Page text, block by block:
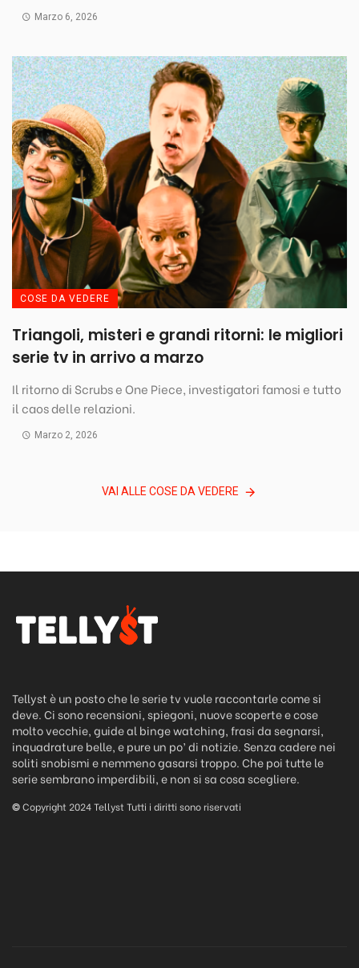
Marzo 6, 2026
COSE DA VEDERE
Triangoli, misteri e grandi ritorni: le migliori
serie tv in arrivo a marzo
Il ritorno di Scrubs e One Piece, investigatori famosi e tutto
il caos delle relazioni.
Marzo 2, 2026
VAI ALLE COSE DA VEDERE
Tellyst è un posto che le serie tv vuole raccontarle come si
deve. Ci sono recensioni, spiegoni, nuove scoperte e cose
molto vecchie, guide al binge watching, frasi da segnarsi,
inquadrature belle, e pure un po’ di notizie. Senza cadere nei
soliti snobismi e nemmeno gasarsi troppo. Che poi tutte le
serie sembrano imperdibili, e non si sa cosa scegliere.
©Copyright 2024 Tellyst Tutti i diritti sono riservati